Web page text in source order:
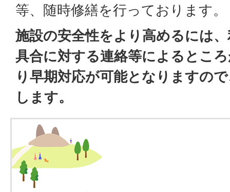
等、随時修繕を行っております。
施設の安全性をより高めるには
具合に対する連絡等によるとこ
り早期対応が可能となりますの
します。